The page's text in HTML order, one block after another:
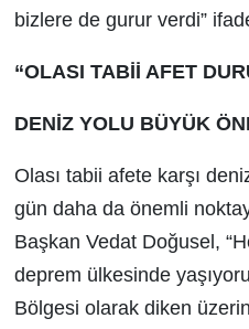
bizlere de gurur verdi”
“OLASI TABİİ AFET
DENİZ YOLU BÜYÜK
Olası tabii afete karşı
gün daha da önemli
Başkan Vedat Doğusel,
deprem ülkesinde
Bölgesi olarak diken